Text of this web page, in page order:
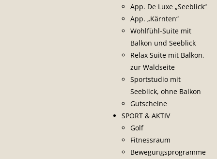
App. De Luxe „Seeblick“
App. „Kärnten“
Wohlfühl-Suite mit
Balkon und Seeblick
Relax Suite mit Balkon,
zur Waldseite
Sportstudio mit
Seeblick, ohne Balkon
Gutscheine
SPORT & AKTIV
Golf
Fitnessraum
Bewegungsprogramme